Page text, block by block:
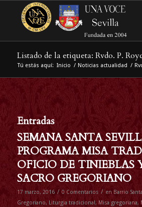
Listado de la etiqueta: Rvdo. P.
Tú estás aquí: Inicio / Noticias actualidad /
Entradas
SEMANA SANTA
PROGRAMA MISA
OFICIO DE TINIEBLAS
SACRO GREGORIANO
17 marzo, 2016 / 0 Comentarios / en Barrio
Gregoriano, Liturgia tradicional, Misa gregoriana,